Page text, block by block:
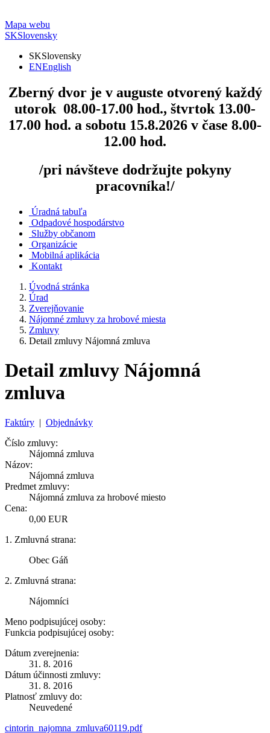
Mapa webu
SKSlovensky
SKSlovensky
ENEnglish
Zberný dvorje v auguste otvorený každý
utorok 08.00-17.00 hod., štvrtok 13.00-
17.00 hod. a sobotu 15.8.2026 v čase 8.00-
12.00 hod.
/pri návšteve dodržujte pokyny
pracovníka!/
Úradná tabuľa
Odpadové hospodárstvo
Služby občanom
Organizácie
Mobilná aplikácia
Kontakt
Úvodná stránka
Úrad
Zverejňovanie
Nájomné zmluvy za hrobové miesta
Zmluvy
Detail zmluvy Nájomná zmluva
Detail zmluvy Nájomná
zmluva
Faktúry | Objednávky
Číslo zmluvy:
Nájomná zmluva
Názov:
Nájomná zmluva
Predmet zmluvy:
Nájomná zmluva za hrobové miesto
Cena:
0,00 EUR
1. Zmluvná strana:
Obec Gáň
2. Zmluvná strana:
Nájomníci
Meno podpisujúcej osoby:
Funkcia podpisujúcej osoby:
Dátum zverejnenia:
31. 8. 2016
Dátum účinnosti zmluvy:
31. 8. 2016
Platnosť zmluvy do:
Neuvedené
cintorin_najomna_zmluva60119.pdf